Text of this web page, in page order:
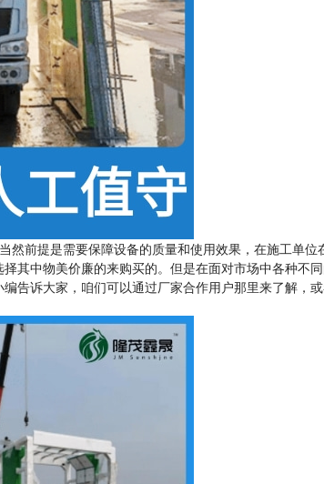
然前提是需要保障设备的质量和使用效果，在施工单位
其中物美价廉的来购买的。但是在面对市场中各种不
告诉大家，咱们可以通过厂家合作用户那里来了解，